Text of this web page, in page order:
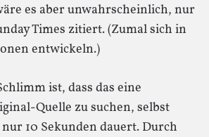
es aber unwahrscheinlich, nur
Times zitiert. (Zumal sich in
entwickeln.)
ist, dass das eine
Quelle zu suchen, selbst
10 Sekunden dauert. Durch